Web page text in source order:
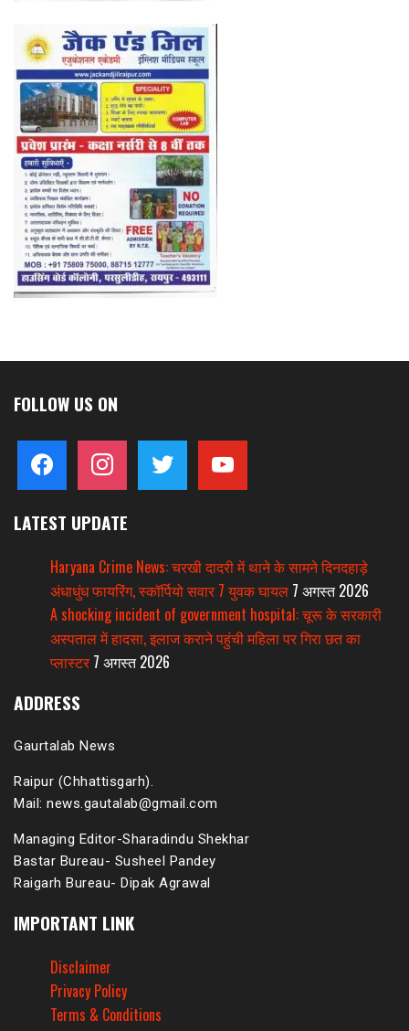
FOLLOW US ON
facebook instagram twitter
LATEST UPDATE
Haryana Crime News: चरखी दादरी में थाने के सामने दिनदहाड़े
अंधाधुंध फायरिंग, स्कॉर्पियो सवार 7 युवक घायल 7 अगस्त 2026
A shocking incident of government hospital: चूरू के सरकारी
अस्पताल में हादसा, इलाज कराने पहुंची महिला पर गिरा छत का
प्लास्टर 7 अगस्त 2026
ADDRESS
Gaurtalab News
Raipur (Chhattisgarh).
Mail: news.gautalab@gmail.com
Managing Editor-Sharadindu Shekhar
Bastar Bureau- Susheel Pandey
Raigarh Bureau- Dipak Agrawal
IMPORTANT LINK
Disclaimer
Privacy Policy
Terms & Conditions